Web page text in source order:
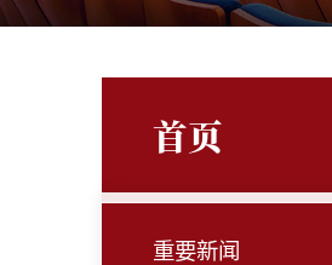
首页
重要新闻